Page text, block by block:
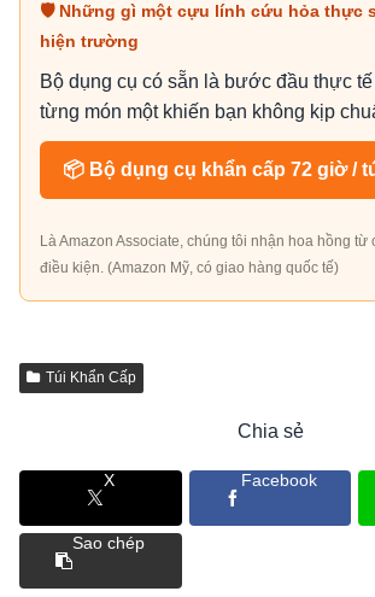
🛡 Những gì một cựu lính cứu hỏa thực
hiện trường
Bộ dụng cụ có sẵn là bước đầu thực tế
từng món một khiến bạn không kịp
📦 Bộ dụng cụ khẩn cấp 72 giờ /
Là Amazon Associate, chúng tôi nhận hoa hồng từ
điều kiện. (Amazon Mỹ, có giao hàng quốc tế)
Túi Khẩn Cấp
Chia sẻ
X Facebook
Sao chép